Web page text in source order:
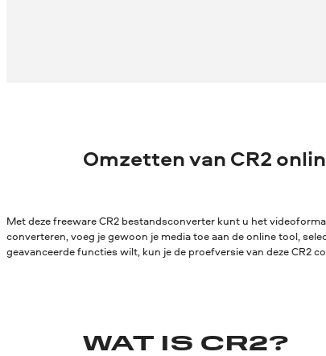
Omzetten van CR2
Met deze freeware CR2 bestandsconverter kunt u het
converteren, voeg je gewoon je media toe aan de online tool,
geavanceerde functies wilt, kun je de proefversie van deze CR2
WAT IS CR2?